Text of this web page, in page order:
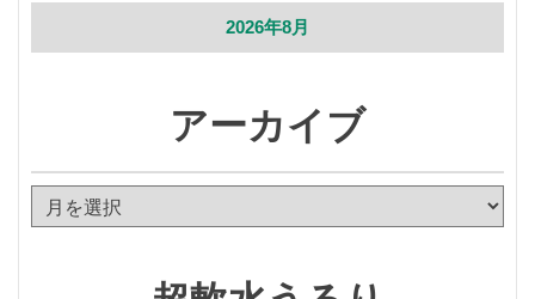
2026年8月
アーカイブ
ー